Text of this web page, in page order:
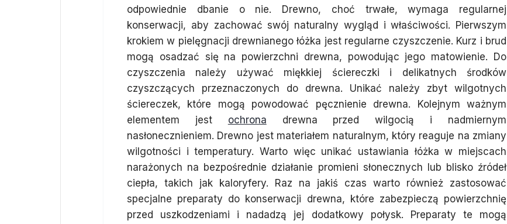
odpowiednie dbanie o nie. Drewno, choć trwałe, wymaga regularnej
konserwacji, aby zachować swój naturalny wygląd i właściwości. Pierwszym
krokiem w pielęgnacji drewnianego łóżka jest regularne czyszczenie. Kurz i brud
mogą osadzać się na powierzchni drewna, powodując jego matowienie. Do
czyszczenia należy używać miękkiej ściereczki i delikatnych środków
czyszczących przeznaczonych do drewna. Unikać należy zbyt wilgotnych
ściereczek, które mogą powodować pęcznienie drewna. Kolejnym ważnym
elementem jest ochrona drewna przed wilgocią i nadmiernym
nasłonecznieniem. Drewno jest materiałem naturalnym, który reaguje na zmiany
wilgotności i temperatury. Warto więc unikać ustawiania łóżka w miejscach
narażonych na bezpośrednie działanie promieni słonecznych lub blisko źródeł
ciepła, takich jak kaloryfery. Raz na jakiś czas warto również zastosować
specjalne preparaty do konserwacji drewna, które zabezpieczą powierzchnię
przed uszkodzeniami i nadadzą jej dodatkowy połysk. Preparaty te mogą